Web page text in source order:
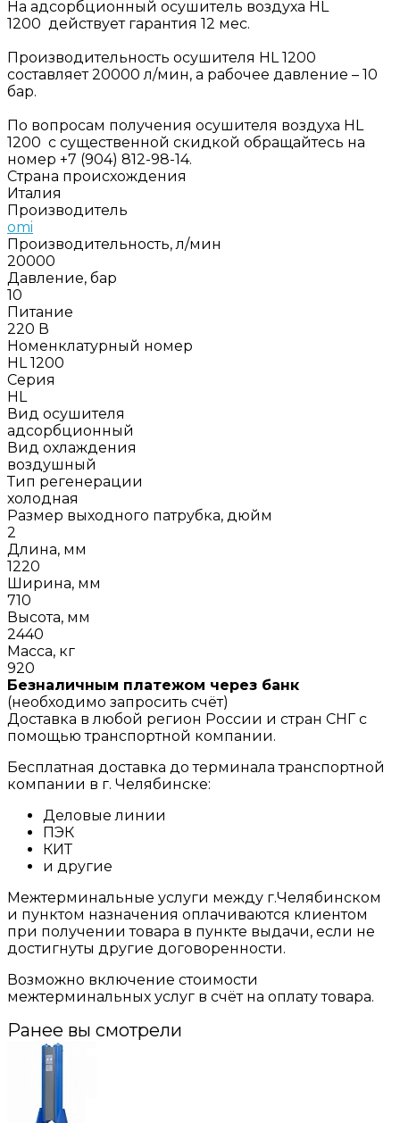
На адсорбционный осушитель воздуха HL
1200 действует гарантия 12 мес.
Производительность осушителя HL 1200
составляет 20000 л/мин, а рабочее давление – 10
бар.
По вопросам получения осушителя воздуха HL
1200 с существенной скидкой обращайтесь на
номер +7 (904) 812-98-14.
Страна происхождения
Италия
Производитель
omi
Производительность, л/мин
20000
Давление, бар
10
Питание
220 В
Номенклатурный номер
HL 1200
Серия
HL
Вид осушителя
адсорбционный
Вид охлаждения
воздушный
Тип регенерации
холодная
Размер выходного патрубка, дюйм
2
Длина, мм
1220
Ширина, мм
710
Высота, мм
2440
Масса, кг
920
Безналичным платежом через банк
(необходимо запросить счёт)
Доставка в любой регион России и стран СНГ с
помощью транспортной компании.
Бесплатная доставка до терминала транспортной
компании в г. Челябинске:
Деловые линии
ПЭК
КИТ
и другие
Межтерминальные услуги между г.Челябинском
и пунктом назначения оплачиваются клиентом
при получении товара в пункте выдачи, если не
достигнуты другие договоренности.
Возможно включение стоимости
межтерминальных услуг в счёт на оплату товара.
Ранее вы смотрели